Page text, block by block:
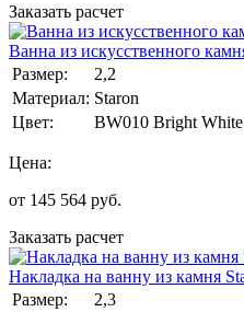
Заказать расчет
Ванна из искусственного
Размер:
2,2
Материал: Staron
Цвет:
BW010 Bright White
Цена:
от 145 564 руб.
Заказать расчет
Накладка на ванну из камня
Размер:
2,3